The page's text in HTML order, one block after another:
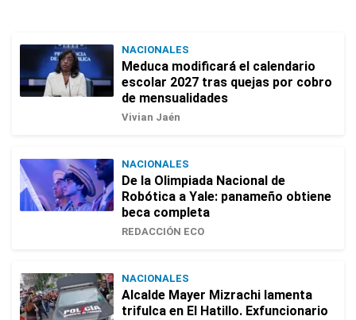
NACIONALES
Meduca modificará el calendario
escolar 2027 tras quejas por cobro
de mensualidades
Vivian Jaén
NACIONALES
De la Olimpiada Nacional de
Robótica a Yale: panameño obtiene
beca completa
REDACCIÓN ECO
NACIONALES
Alcalde Mayer Mizrachi lamenta
trifulca en El Hatillo. Exfuncionario